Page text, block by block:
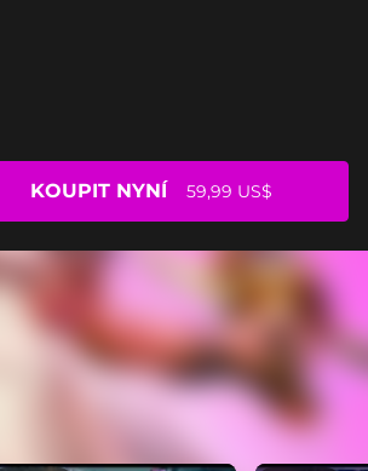
KOUPIT NYNÍ 59,99 US$